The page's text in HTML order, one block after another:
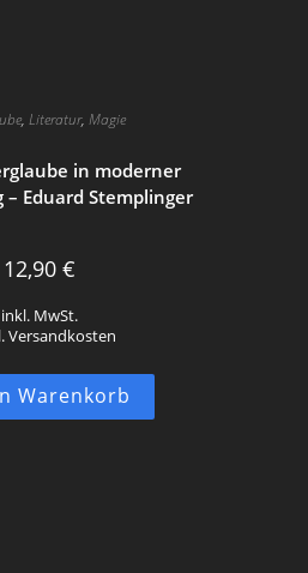
, Literatur, Magie
in moderner
Eduard Stemplinger
12,90 €
inkl. MwSt.
Versandkosten
Warenkorb